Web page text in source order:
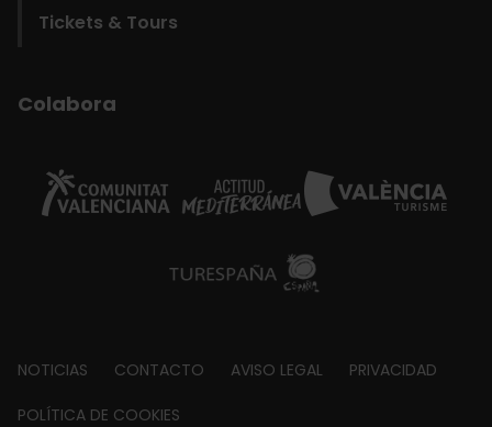
Tickets & Tours
Colabora
Footer
NOTICIAS CONTACTO AVISO LEGAL PRIVACIDAD
POLÍTICA DE COOKIES